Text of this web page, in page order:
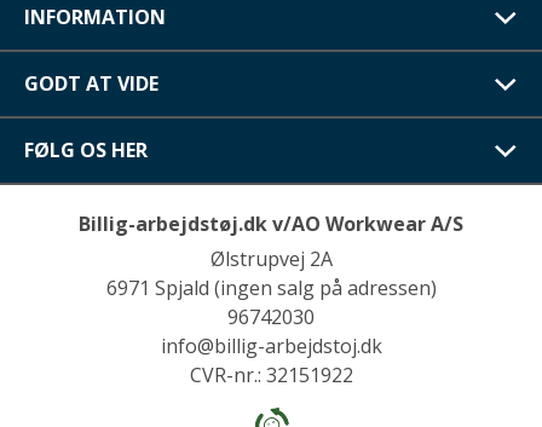
INFORMATION
GODT AT VIDE
FØLG OS HER
Billig-arbejdstøj.dk v/AO Workwear A/S
Ølstrupvej 2A
6971 Spjald (ingen salg på adressen)
96742030
info@billig-arbejdstoj.dk
CVR-nr.: 32151922